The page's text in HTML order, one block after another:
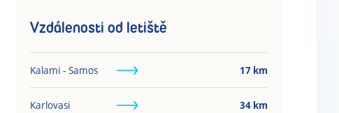
Vzdálenosti od letiště
Kalami - Samos 17 km
Karlovasi 34 km